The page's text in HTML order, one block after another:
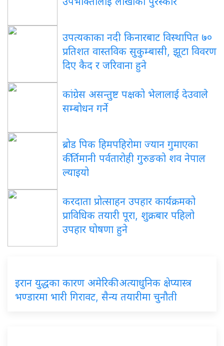
उपत्यकाका नदी किनारबाट विस्थापित ७०
प्रतिशत वास्तविक सुकुम्बासी, झूटा विवरण
दिए कैद र जरिवाना हुने
कांग्रेस असन्तुष्ट पक्षको भेलालाई देउवाले
सम्बोधन गर्ने
ब्रोड पिक हिमपहिरोमा ज्यान गुमाएका
कीर्तिमानी पर्वतारोही गुरुङको शव नेपाल
ल्याइयो
करदाता प्रोत्साहन उपहार कार्यक्रमको
प्राविधिक तयारी पूरा, शुक्रबार पहिलो
उपहार घोषणा हुने
इरान युद्धका कारण अमेरिकी अत्याधुनिक क्षेप्यास्त्र
भण्डारमा भारी गिरावट, सैन्य तयारीमा चुनौती